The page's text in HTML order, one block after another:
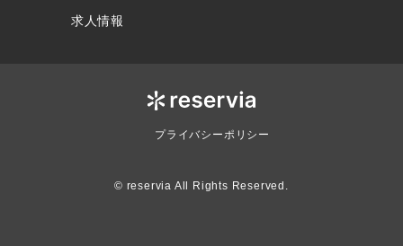
求人情報
プライバシーポリシー
© reservia All Rights Reserved.